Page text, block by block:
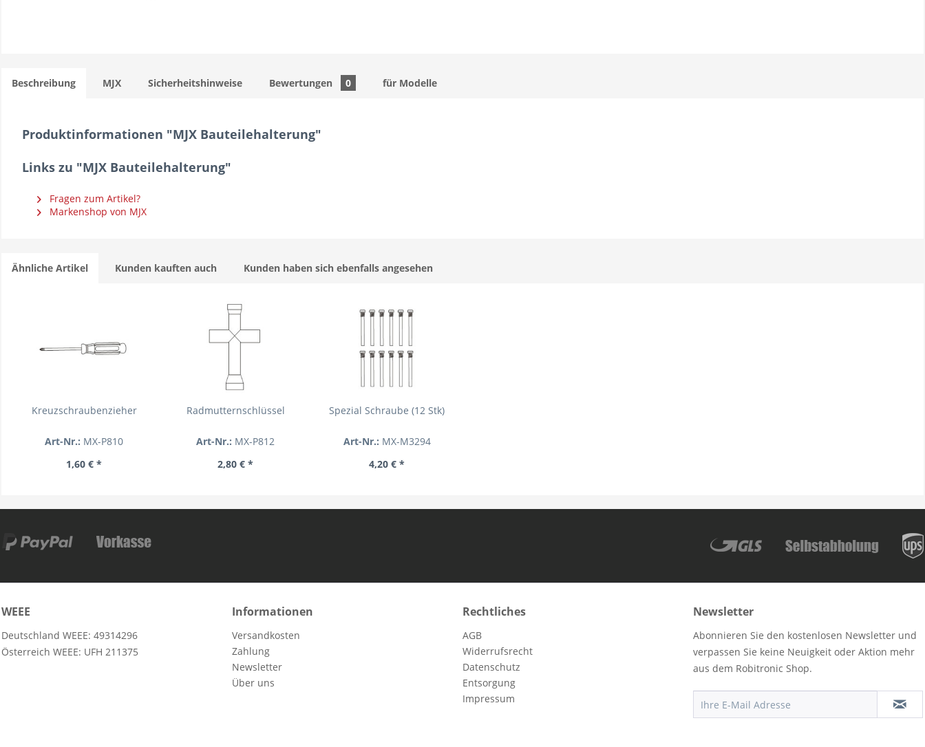
Beschreibung MJX Sicherheitshinweise Bewertungen 0 für Modelle
Produktinformationen "MJX Bauteilehalterung"
Links zu "MJX Bauteilehalterung"
Fragen zum Artikel?
Markenshop von MJX
Ähnliche Artikel Kunden kauften auch Kunden haben sich ebenfalls angesehen
Kreuzschraubenzieher
Art-Nr.: MX-P810
1,60 € *
Radmutternschlüssel
Art-Nr.: MX-P812
2,80 € *
Spezial Schraube (12 Stk)
Art-Nr.: MX-M3294
4,20 € *
WEEE
Deutschland WEEE: 49314296
Österreich WEEE: UFH 211375
Informationen
Versandkosten
Zahlung
Newsletter
Über uns
Rechtliches
AGB
Widerrufsrecht
Datenschutz
Entsorgung
Impressum
Newsletter
Abonnieren Sie den kostenlosen Newsletter und
verpassen Sie keine Neuigkeit oder Aktion mehr
aus dem Robitronic Shop.